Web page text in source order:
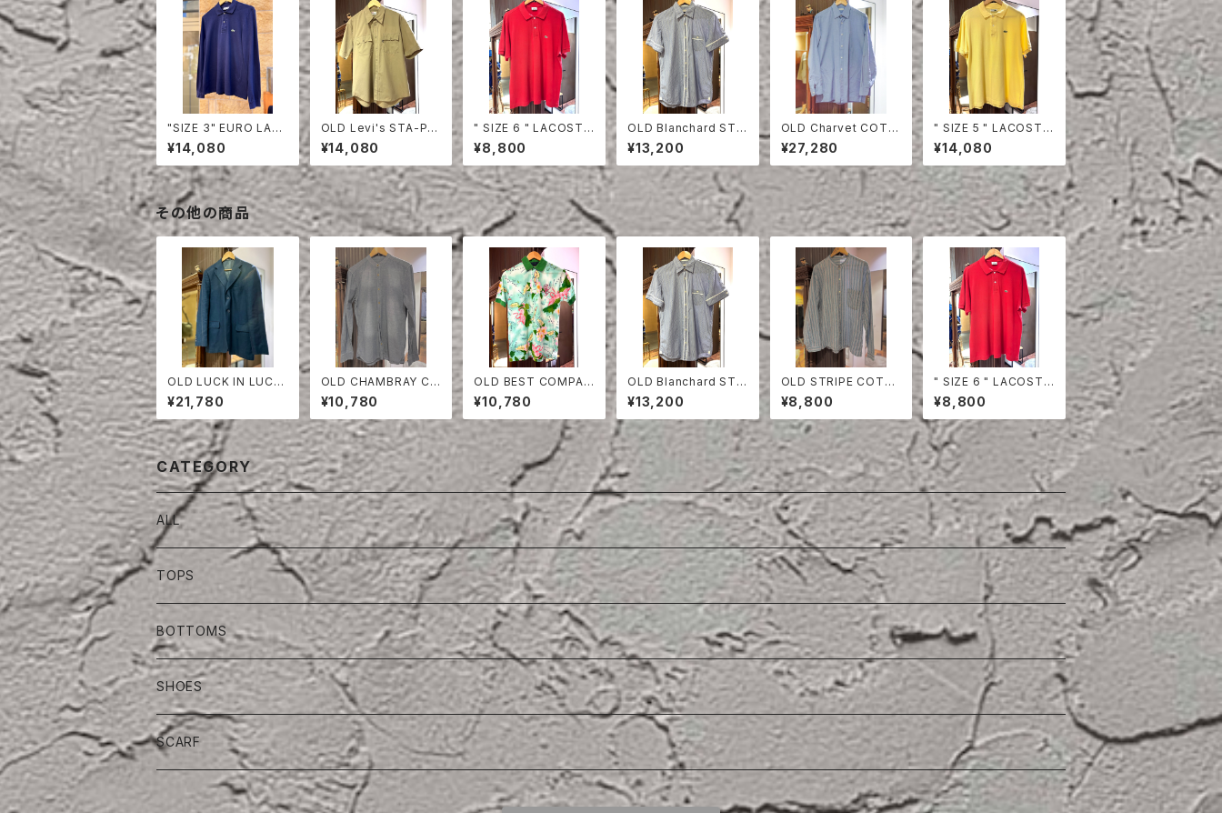
"SIZE 3" EURO LAC
OSTE POLO SHIRT
LONG SLEEVE
¥14,080
OLD Levi's STA-PR
EST HALF SLEEVE S
HIRT
¥14,080
" SIZE 6 " LACOSTE
POLO SHIRT RED
¥8,800
OLD Blanchard STRI
PE COTTON HALF S
LEEVE SHIRT
¥13,200
OLD Charvet COTT
ON SHIRT
¥27,280
" SIZE 5 " LACOSTE
POLO SHIRT YELLO
W
¥14,080
その他の商品
OLD LUCK IN LUCK
LINEN TAILORED JA
CKET
¥21,780
OLD CHAMBRAY CO
LLARESS SHIRT
¥10,780
OLD BEST COMPAN
Y POLO SHIRT
¥10,780
OLD Blanchard STRI
PE COTTON HALF S
LEEVE SHIRT
¥13,200
OLD STRIPE COTT
ON SHIRT
¥8,800
" SIZE 6 " LACOSTE
POLO SHIRT RED
¥8,800
CATEGORY
ALL
TOPS
BOTTOMS
SHOES
SCARF